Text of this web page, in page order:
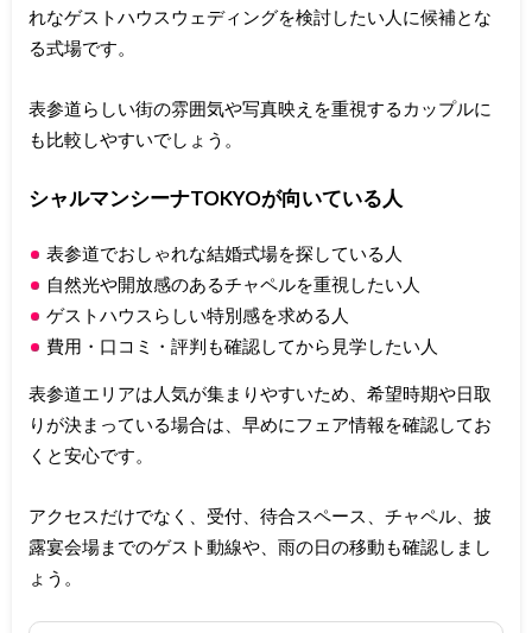
れなゲストハウスウェディングを検討したい人に候補とな
る式場です。
表参道らしい街の雰囲気や写真映えを重視するカップルに
も比較しやすいでしょう。
シャルマンシーナTOKYOが向いている人
表参道でおしゃれな結婚式場を探している人
自然光や開放感のあるチャペルを重視したい人
ゲストハウスらしい特別感を求める人
費用・口コミ・評判も確認してから見学したい人
表参道エリアは人気が集まりやすいため、希望時期や日取
りが決まっている場合は、早めにフェア情報を確認してお
くと安心です。
アクセスだけでなく、受付、待合スペース、チャペル、披
露宴会場までのゲスト動線や、雨の日の移動も確認しまし
ょう。